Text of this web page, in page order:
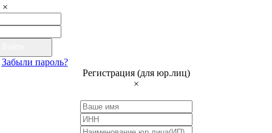
×
Забыли пароль?
Регистрация (для юр.лиц)
×